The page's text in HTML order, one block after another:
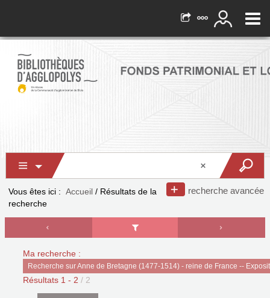
recherche avancée
Vous êtes ici : Accueil / Résultats de la
recherche
Ma recherche :
Recherche sur Anne de Bretagne (1477-1514) - reine de France --
Résultats 1 - 2 / 2